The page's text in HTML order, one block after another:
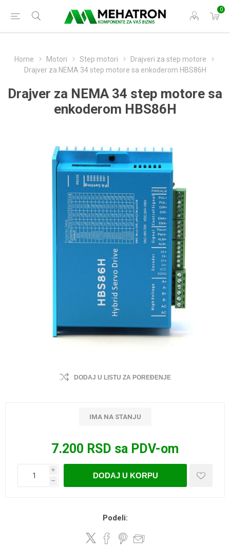
0
Home Motori Step motori
Drajveri za step motore
Drajver za NEMA 34 step motore sa enkoderom HBS86H
Drajver za NEMA 34 step motore sa
enkoderom HBS86H
DODAJ U LISTU ZA POREĐENJE
IMA NA STANJU
7.200 RSD sa PDV-om
i
h
DODAJ U KORPU
Podeli: